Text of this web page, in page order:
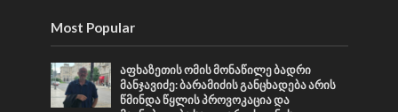
Most Popular
აფხაზეთის ომის მონაწილე ბადრი
მანჯავიძე: ბარამიძის განცხადება არის
წმინდა წყლის პროვოკაცია და